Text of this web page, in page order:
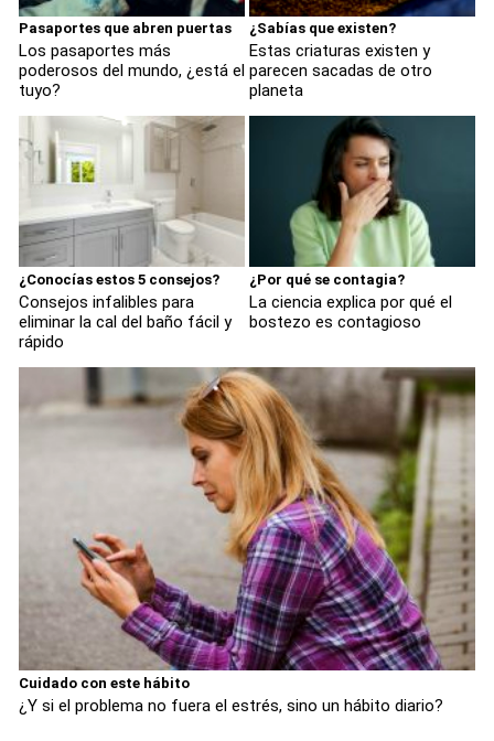
Pasaportes que abren puertas
Los pasaportes más
poderosos del mundo, ¿está el
tuyo?
¿Sabías que existen?
Estas criaturas existen y
parecen sacadas de otro
planeta
¿Conocías estos 5 consejos?
Consejos infalibles para
eliminar la cal del baño fácil y
rápido
¿Por qué se contagia?
La ciencia explica por qué el
bostezo es contagioso
Cuidado con este hábito
¿Y si el problema no fuera el estrés, sino un hábito diario?